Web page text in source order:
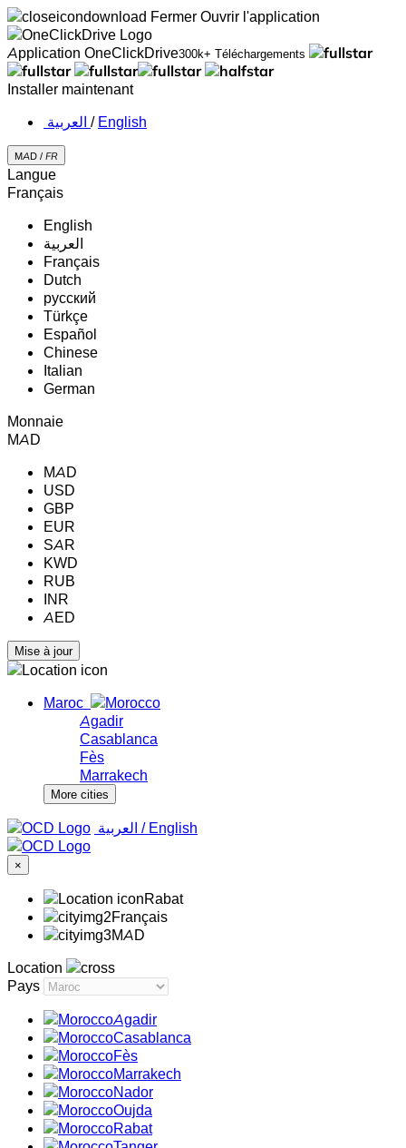
Fermer Ouvrir l'application
Application OneClickDrive300k+ Téléchargements
Installer maintenant
‏العربية ‏ / English
MAD / FR
Langue
Français
English
‏العربية‏
Français
Dutch
русский
Türkçe
Español
Chinese
Italian
German
Monnaie
MAD
MAD
USD
GBP
EUR
SAR
KWD
RUB
INR
AED
Maroc
Agadir
Casablanca
Fès
Marrakech
More cities
‏العربية ‏ / English
×
Rabat
Français
MAD
Location
Pays
Agadir
Casablanca
Fès
Marrakech
Nador
Oujda
Rabat